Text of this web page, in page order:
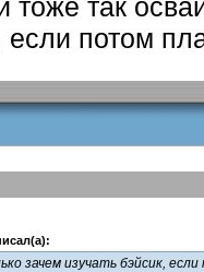
тоже так
если потом
зачем изучать бэйсик,